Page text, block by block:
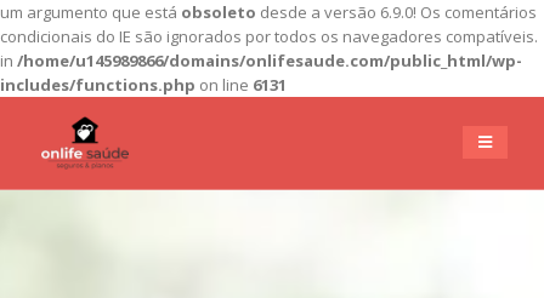
um argumento que está obsoleto desde a versão 6.9.0! Os comentários
condicionais do IE são ignorados por todos os navegadores compatíveis.
in /home/u145989866/domains/onlifesaude.com/public_html/wp-
includes/functions.php on line 6131